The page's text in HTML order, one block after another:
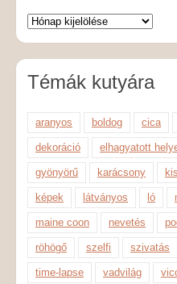
Témák kutyára
aranyos boldog cica
dekoráció elhagyatott
gyönyörű karácsony
képek látványos ló
maine coon nevetés
röhögő szelfi szivatás
time-lapse vadvilág